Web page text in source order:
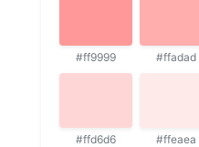
#ff9999 #ffadad
#ffd6d6 #ffeaea